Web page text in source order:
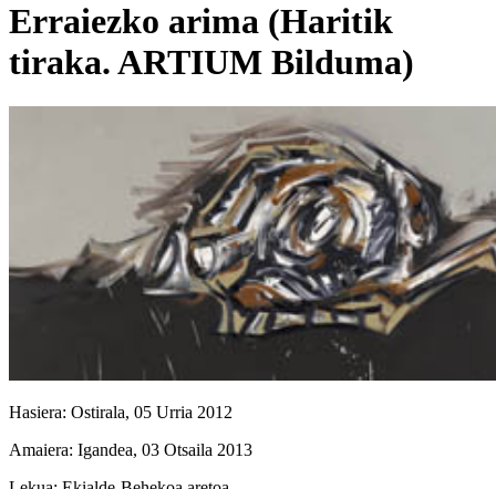
Erraiezko arima (Haritik
tiraka. ARTIUM Bilduma)
Hasiera: Ostirala, 05 Urria 2012
Amaiera: Igandea, 03 Otsaila 2013